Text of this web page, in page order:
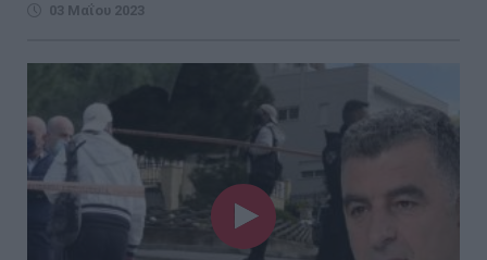
03 Μαΐου 2023